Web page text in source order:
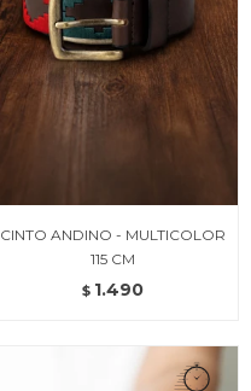
CINTO ANDINO - MULTICOLOR
115 CM
$ 1.490